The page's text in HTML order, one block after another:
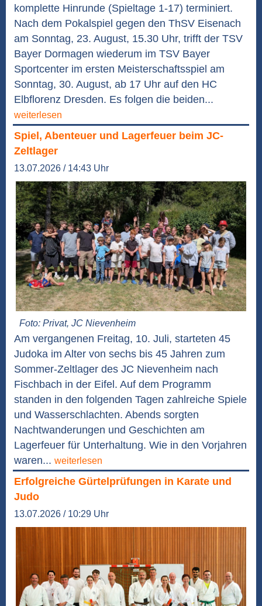
komplette Hinrunde (Spieltage 1-17) terminiert.
Nach dem Pokalspiel gegen den ThSV Eisenach
am Sonntag, 23. August, 15.30 Uhr, trifft der TSV
Bayer Dormagen wiederum im TSV Bayer
Sportcenter im ersten Meisterschaftsspiel am
Sonntag, 30. August, ab 17 Uhr auf den HC
Elbflorenz Dresden. Es folgen die beiden...
weiterlesen
Spiel, Abenteuer und Lagerfeuer beim JC-
Zeltlager
13.07.2026 / 14:43 Uhr
Foto: Privat, JC Nievenheim
Am vergangenen Freitag, 10. Juli, starteten 45
Judoka im Alter von sechs bis 45 Jahren zum
Sommer-Zeltlager des JC Nievenheim nach
Fischbach in der Eifel. Auf dem Programm
standen in den folgenden Tagen zahlreiche Spiele
und Wasserschlachten. Abends sorgten
Nachtwanderungen und Geschichten am
Lagerfeuer für Unterhaltung. Wie in den Vorjahren
waren... weiterlesen
Erfolgreiche Gürtelprüfungen in Karate und
Judo
13.07.2026 / 10:29 Uhr